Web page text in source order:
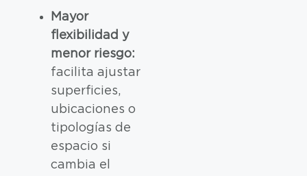
Mayor
flexibilidad y
menor riesgo:
facilita ajustar
superficies,
ubicaciones o
tipologías de
espacio si
cambia el